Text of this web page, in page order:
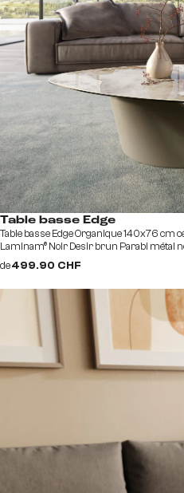
Table basse Edge
Table basse Edge Organique 140x76 cm
Laminam® Noir Desir brun Parabi métal
de499.90 CHF